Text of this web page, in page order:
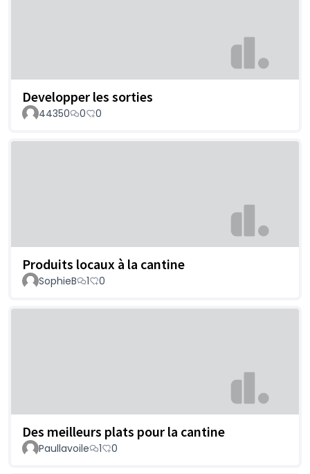
Developper les sorties
44350 0 0
Produits locaux à la cantine
SophieB 1 0
Des meilleurs plats pour la cantine
Paullavoile 1 0